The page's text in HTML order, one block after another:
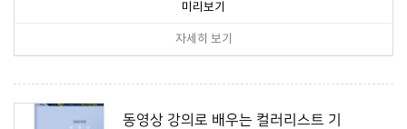
미리보기
자세히 보기
동영상 강의로 배우는 컬러리스트 기